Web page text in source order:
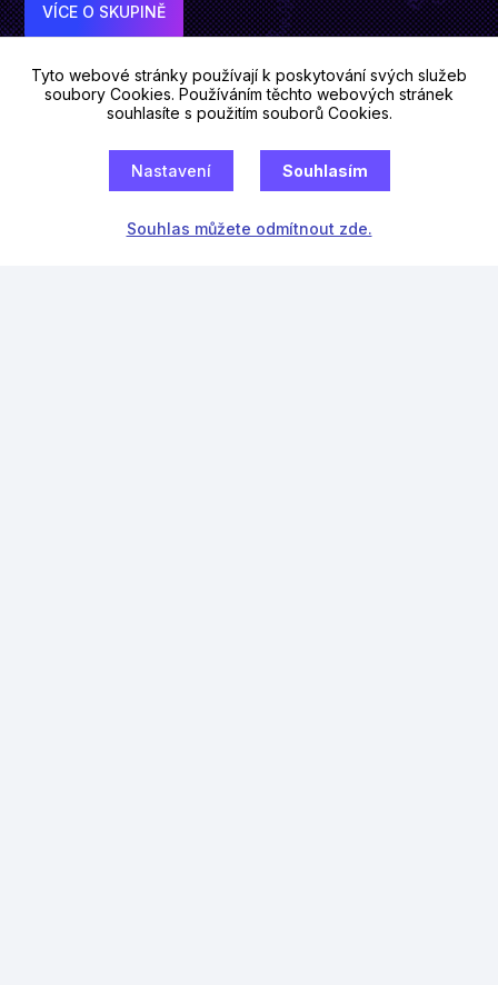
VÍCE O SKUPINĚ
Tyto webové stránky používají k poskytování svých služeb
soubory Cookies. Používáním těchto webových stránek
souhlasíte s použitím souborů Cookies.
Nastavení Souhlasím
Souhlas můžete odmítnout zde.